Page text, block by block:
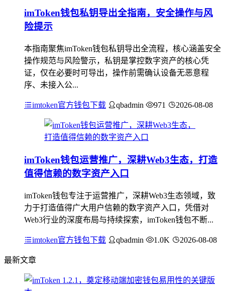
imToken钱包私钥导出全指南，安全操作与风
险提示
本指南聚焦imToken钱包私钥导出全流程，核心涵盖安全
操作规范与风险警示，私钥是掌控数字资产的核心凭
证，仅在必要时可导出，操作前需确认设备无恶意程
序、未接入公...
imtoken官方钱包下载 qbadmin 971 2026-08-08
imToken钱包运营推广，深耕Web3生态，打造
值得信赖的数字资产入口
imToken钱包专注于运营推广，深耕Web3生态领域，致
力于打造值得广大用户信赖的数字资产入口，凭借对
Web3行业的深度布局与持续探索，imToken钱包不断...
imtoken官方钱包下载 qbadmin 1.0K 2026-08-08
最新文章